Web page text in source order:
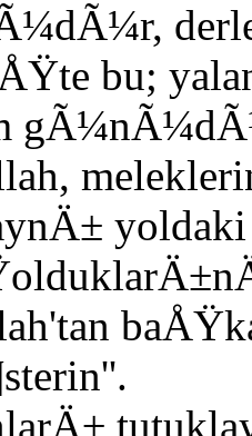
bu;